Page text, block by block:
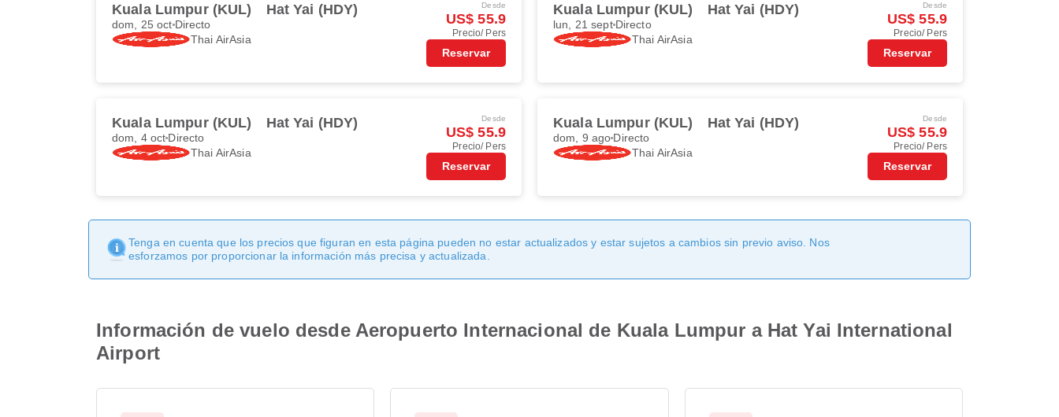
Kuala Lumpur (KUL) Hat Yai (HDY)
dom, 25 oct Directo
Thai AirAsia
Desde
US$ 55.9
Precio/ Pers
Reservar
Kuala Lumpur (KUL) Hat Yai (HDY)
lun, 21 septDirecto
Thai AirAsia
Desde
US$ 55.9
Precio/ Pers
Reservar
Kuala Lumpur (KUL) Hat Yai (HDY)
dom, 4 oct Directo
Thai AirAsia
Desde
US$ 55.9
Precio/ Pers
Reservar
Kuala Lumpur (KUL) Hat Yai (HDY)
dom, 9 ago Directo
Thai AirAsia
Desde
US$ 55.9
Precio/ Pers
Reservar
Tenga en cuenta que los precios que figuran en esta página pueden no estar actualizados y estar sujetos a cambios sin previo aviso. Nos
esforzamos por proporcionar la información más precisa y actualizada.
Información de vuelo desde Aeropuerto Internacional de Kuala Lumpur a Hat Yai International
Airport